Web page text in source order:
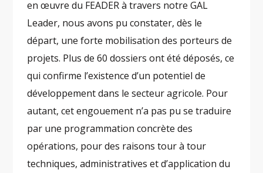
en œuvre du FEADER à travers notre GAL
Leader, nous avons pu constater, dès le
départ, une forte mobilisation des porteurs de
projets. Plus de 60 dossiers ont été déposés, ce
qui confirme l’existence d’un potentiel de
développement dans le secteur agricole. Pour
autant, cet engouement n’a pas pu se traduire
par une programmation concrète des
opérations, pour des raisons tour à tour
techniques, administratives et d’application du